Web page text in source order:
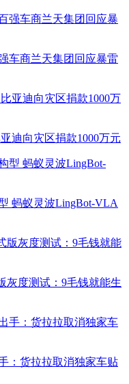
车商兰天集团回应暴雷
迪向灾区捐款1000万元
蚂蚁灵波LingBot-VLA
灰度测试：9毛钱就能生
：货拉拉取消独家车贴